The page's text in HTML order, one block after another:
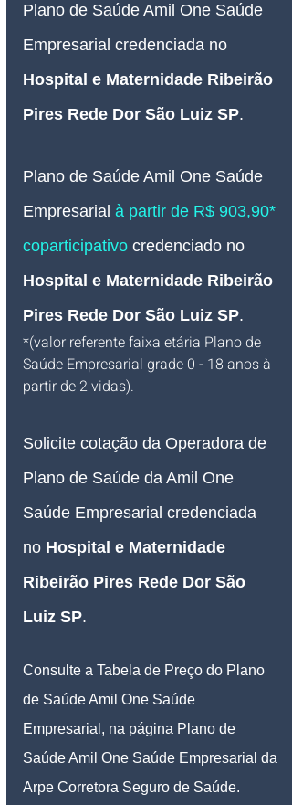
Plano de Saúde Amil One Saúde
Empresarial credenciada no
Hospital e Maternidade Ribeirão
Pires Rede Dor São Luiz SP.
Plano de Saúde Amil One Saúde
Empresarial à partir de R$ 903,90*
coparticipativo credenciado no
Hospital e Maternidade Ribeirão
Pires Rede Dor São Luiz SP.
*(valor referente faixa etária Plano de
Saúde Empresarial grade 0 - 18 anos à
partir de 2 vidas).
Solicite cotação da Operadora de
Plano de Saúde da Amil One
Saúde Empresarial credenciada
no Hospital e Maternidade
Ribeirão Pires Rede Dor São
Luiz SP.
Consulte a Tabela de Preço do Plano
de Saúde Amil One Saúde
Empresarial, na página Plano de
Saúde Amil One Saúde Empresarial da
Arpe Corretora Seguro de Saúde.